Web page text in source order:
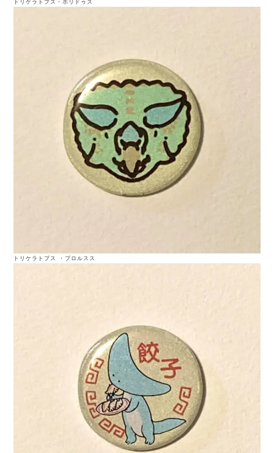
トリケラトプス・ホリドゥス
トリケラトプス ・プロルスス